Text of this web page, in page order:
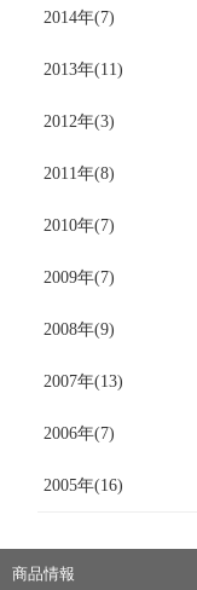
2014年(7)
2013年(11)
2012年(3)
2011年(8)
2010年(7)
2009年(7)
2008年(9)
2007年(13)
2006年(7)
2005年(16)
商品情報